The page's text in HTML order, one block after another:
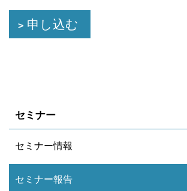
申し込む
セミナー
セミナー情報
セミナー報告